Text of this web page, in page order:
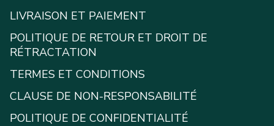
LIVRAISON ET PAIEMENT
POLITIQUE DE RETOUR ET DROIT DE
RÉTRACTATION
TERMES ET CONDITIONS
CLAUSE DE NON-RESPONSABILITÉ
POLITIQUE DE CONFIDENTIALITÉ